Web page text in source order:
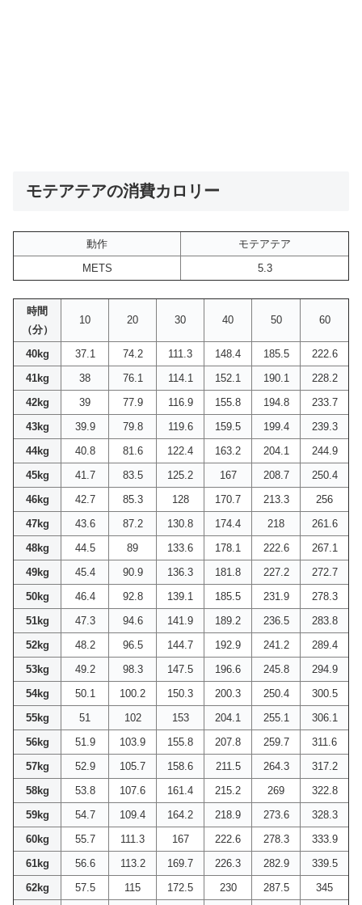
モテアテアの消費カロリー
動作
モテアテア
METS
5.3
時間
（分）
10 20 30 40 50 60
40kg 37.1 74.2 111.3 148.4 185.5
222.6
41kg
38 76.1 114.1 152.1 190.1
228.2
42kg
39 77.9 116.9 155.8 194.8
233.7
43kg
39.9 79.8 119.6 159.5 199.4
239.3
44kg
40.8 81.6 122.4 163.2 204.1
244.9
45kg
41.7 83.5 125.2 167 208.7
250.4
46kg
42.7 85.3 128 170.7 213.3
256
47kg
43.6 87.2 130.8 174.4 218
261.6
48kg
44.5 89 133.6 178.1 222.6
267.1
49kg
45.4 90.9 136.3 181.8 227.2
272.7
50kg
46.4 92.8 139.1 185.5 231.9
278.3
51kg
47.3 94.6 141.9 189.2 236.5
283.8
52kg
48.2 96.5 144.7 192.9 241.2
289.4
53kg
49.2 98.3 147.5 196.6 245.8
294.9
54kg
50.1 100.2 150.3 200.3 250.4
300.5
55kg
51 102 153 204.1 255.1
306.1
56kg
51.9 103.9 155.8 207.8 259.7
311.6
57kg
52.9 105.7 158.6 211.5 264.3
317.2
58kg
53.8 107.6 161.4 215.2 269
322.8
59kg
54.7 109.4 164.2 218.9 273.6
328.3
60kg
55.7 111.3 167 222.6 278.3
333.9
61kg
56.6 113.2 169.7 226.3 282.9
339.5
62kg
57.5 115 172.5 230 287.5
345